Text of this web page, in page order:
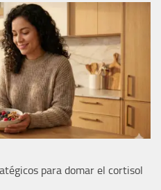
para domar el cortisol